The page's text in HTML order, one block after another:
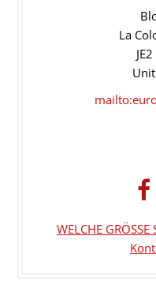
La
WELCHE GRÖSSE